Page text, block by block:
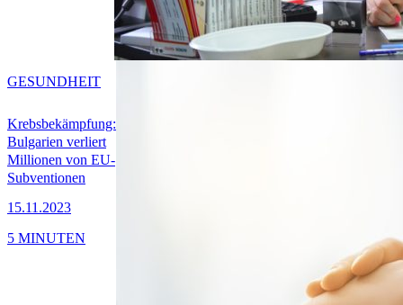
Krebsbekämpfung:
Bulgarien verliert
Millionen von EU-
Subventionen
15.11.2023
GESUNDHEIT
5 MINUTEN